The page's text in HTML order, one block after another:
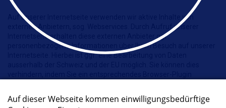
Auf unserer Internetseite verwenden wir aktive Inhalte von
externen Anbietern, sog. Webservices. Durch Aufruf unserer
Internetseite erhalten diese externen Anbieter ggf.
personenbezogene Informationen über Ihren Besuch auf unserer
Internetseite. Hierbei ist ggf. eine Bearbeitung von Daten
Internetseiten kommen, die Sie besuchen.